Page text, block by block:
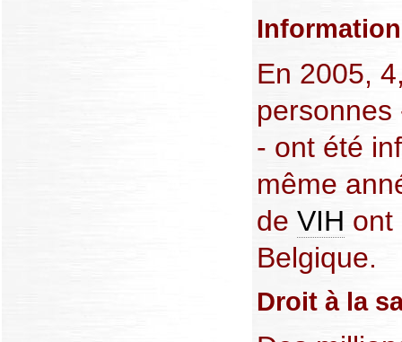
En 2005,
- ont été
même
de VIH ont
Belgique.
Droit à la